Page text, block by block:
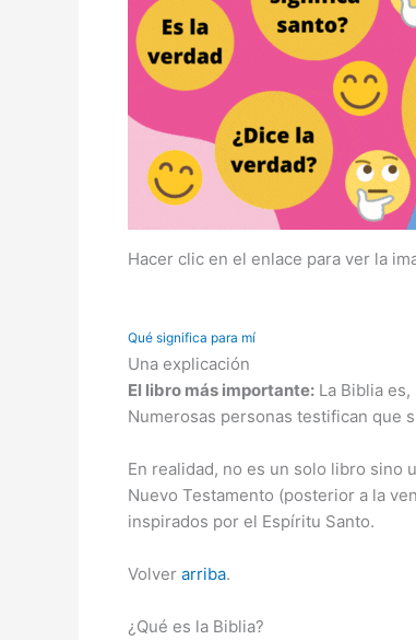
Hacer clic en el enlace para ver la
Qué significa para mí
Una explicación
El libro más importante: La Biblia
Numerosas personas testifican que
En realidad, no es un solo libro sino
Nuevo Testamento (posterior a la
inspirados por el Espíritu Santo.
Volver arriba.
¿Qué es la Biblia?